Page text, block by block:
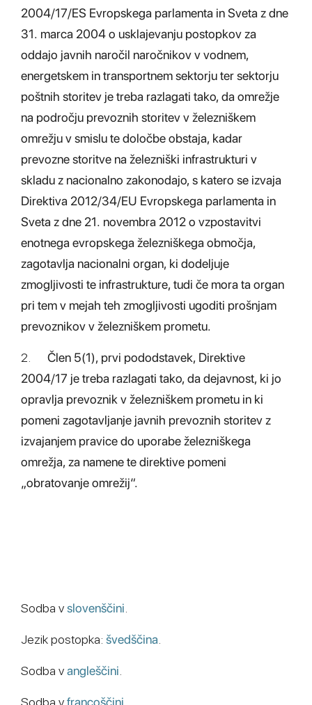
2004/17/ES Evropskega parlamenta in Sveta z dne
31. marca 2004 o usklajevanju postopkov za
oddajo javnih naročil naročnikov v vodnem,
energetskem in transportnem sektorju ter sektorju
poštnih storitev je treba razlagati tako, da omrežje
na področju prevoznih storitev v železniškem
omrežju v smislu te določbe obstaja, kadar
prevozne storitve na železniški infrastrukturi v
skladu z nacionalno zakonodajo, s katero se izvaja
Direktiva 2012/34/EU Evropskega parlamenta in
Sveta z dne 21. novembra 2012 o vzpostavitvi
enotnega evropskega železniškega območja,
zagotavlja nacionalni organ, ki dodeljuje
zmogljivosti te infrastrukture, tudi če mora ta organ
pri tem v mejah teh zmogljivosti ugoditi prošnjam
prevoznikov v železniškem prometu.
2. Člen 5(1), prvi pododstavek, Direktive
2004/17 je treba razlagati tako, da dejavnost, ki jo
opravlja prevoznik v železniškem prometu in ki
pomeni zagotavljanje javnih prevoznih storitev z
izvajanjem pravice do uporabe železniškega
omrežja, za namene te direktive pomeni
„obratovanje omrežij“.
Sodba vslovenščini
Jezik postopka: švedščina
Sodba vangleščini
Sodba vfrancoščini